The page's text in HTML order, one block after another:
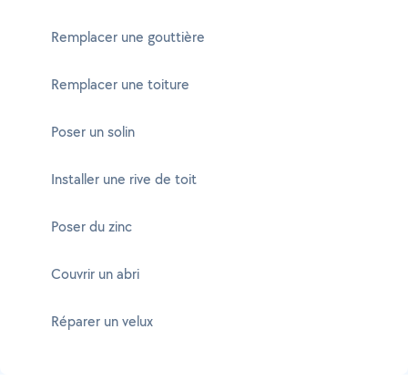
Remplacer une gouttière
Remplacer une toiture
Poser un solin
Installer une rive de toit
Poser du zinc
Couvrir un abri
Réparer un velux